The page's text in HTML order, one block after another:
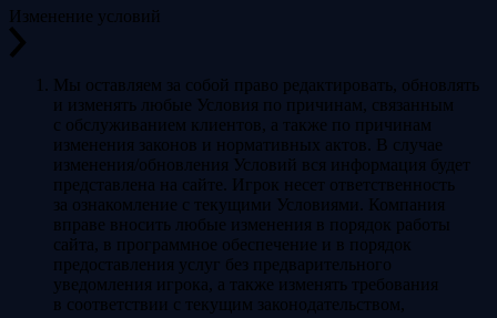
Изменение условий
Мы оставляем за собой право редактировать, обновлять
и изменять любые Условия по причинам, связанным
с обслуживанием клиентов, а также по причинам
изменения законов и нормативных актов. В случае
изменения/обновления Условий вся информация будет
представлена на сайте. Игрок несет ответственность
за ознакомление с текущими Условиями. Компания
вправе вносить любые изменения в порядок работы
сайта, в программное обеспечение и в порядок
предоставления услуг без предварительного
уведомления игрока, а также изменять требования
в соответствии с текущим законодательством,